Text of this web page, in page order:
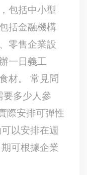
包括中小型
括金融機構
零售企業設
一日義工
材。 常見問
要多少人參
際安排可彈性
以安排在週
可根據企業